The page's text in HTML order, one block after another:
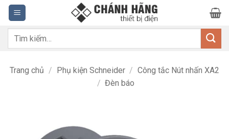
Bỏ
qua
nội
dung
Tìm
Trang chủ / Phụ kiện Schneider / Công tắc Nút nhấn XA2
/ Đèn báo